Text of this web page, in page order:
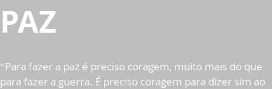
PAZ
“Para fazer a paz é preciso coragem, muito mais do que
para fazer a guerra. É preciso coragem para dizer sim ao